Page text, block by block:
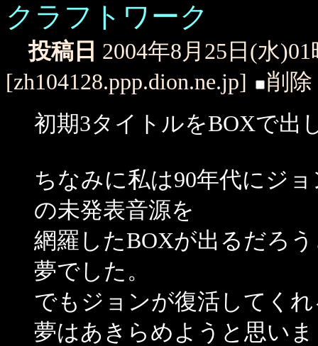
クラフトワーク
投稿日 2004年8月25日(水
[zh104128.ppp.dion.ne.jp]
削除
初期3タイトルをBOXで出
ちなみに私は90年代にジ
の未発表音源を
網羅したBOXが出るだろ
夢でした。
でもジョンが復活してく
夢はあきらめようと思い